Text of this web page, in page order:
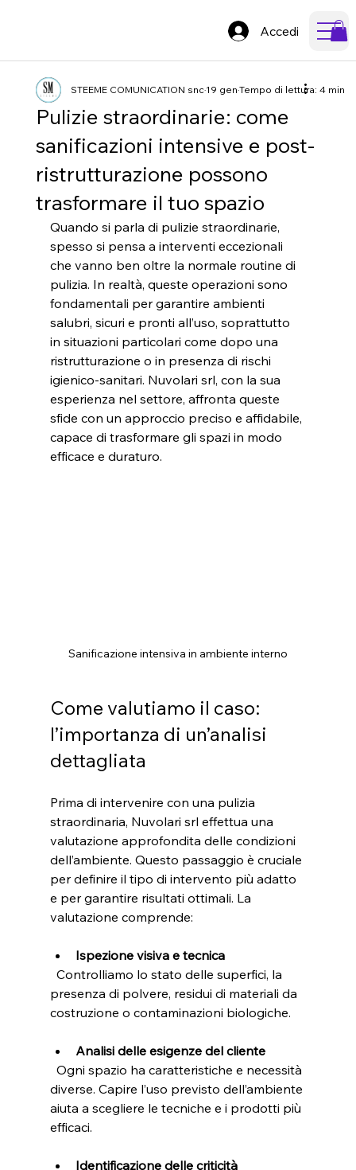
Accedi
Pulizie straordinarie: come
sanificazioni intensive e post-
ristrutturazione possono
trasformare il tuo spazio
STEEME COMUNICATION snc19 genTempo di lettura: 4 min
Quando si parla di pulizie straordinarie,
spesso si pensa a interventi eccezionali
che vanno ben oltre la normale routine di
pulizia. In realtà, queste operazioni sono
fondamentali per garantire ambienti
salubri, sicuri e pronti all’uso, soprattutto
in situazioni particolari come dopo una
ristrutturazione o in presenza di rischi
igienico-sanitari. Nuvolari srl, con la sua
esperienza nel settore, affronta queste
sfide con un approccio preciso e affidabile,
capace di trasformare gli spazi in modo
efficace e duraturo.
Sanificazione intensiva in ambiente interno
Come valutiamo il caso:
l’importanza di un’analisi
dettagliata
Prima di intervenire con una pulizia
straordinaria, Nuvolari srl effettua una
valutazione approfondita delle condizioni
dell’ambiente. Questo passaggio è cruciale
per definire il tipo di intervento più adatto
e per garantire risultati ottimali. La
valutazione comprende:
Ispezione visiva e tecnica
presenza di polvere, residui di materiali da
costruzione o contaminazioni biologiche.
Analisi delle esigenze del cliente
diverse. Capire l’uso previsto dell’ambiente
aiuta a scegliere le tecniche e i prodotti più
efficaci.
Identificazione delle criticità